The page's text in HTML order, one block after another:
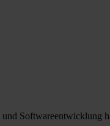
und Softwareentwicklung